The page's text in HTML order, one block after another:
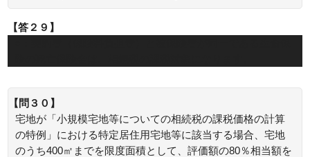
【答２９】
【問３０】
宅地が「小規模宅地等についての相続税の課税価格の計算
の特例」における特定居住用宅地等に該当する場合、宅地
のうち400㎡までを限度面積として、評価額の80％相当額を